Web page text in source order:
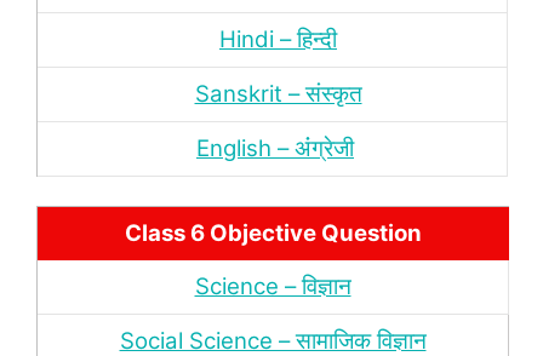
Hindi – हिन्‍दी
Sanskrit – संस्‍कृत
English – अंंग्रेजी
Class 6 Objective Question
Science – विज्ञान
Social Science – सामाजिक विज्ञान